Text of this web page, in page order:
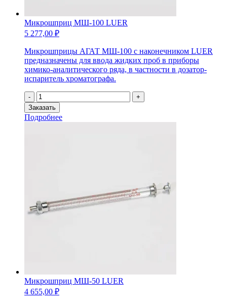
Микрошприц МШ-100 LUER
5 277,00 ₽
Микрошприцы АГАТ МШ-100 с наконечником LUER
предназначены для ввода жидких проб в приборы
химико-аналитического ряда, в частности в дозатор-
испаритель хроматографа.
-
Количество
товара
Микрошприц
МШ-100
+
Заказать
Подробнее
Микрошприц МШ-50 LUER
4 655,00 ₽